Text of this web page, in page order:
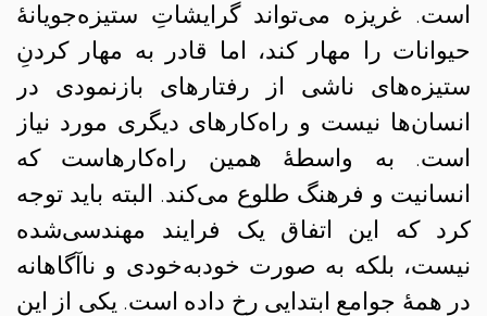
است. غریزه می‌تواند گرایشاتِ ستیزه‌جویانهٔ
حیوانات را مهار کند، اما قادر به مهار کردنِ
ستیزه‌های ناشی از رفتارهای بازنمودی در
انسان‌ها نیست و راه‌کارهای دیگری مورد نیاز
است. به واسطهٔ همین راه‌کارهاست که
انسانیت و فرهنگ طلوع می‌کند. البته باید توجه
کرد که این اتفاق یک فرایند مهندسی‌شده
نیست، بلکه به صورت خودبه‌خودی و ناآگاهانه
در همهٔ جوامعِ ابتدایی رخ داده است. یکی از این